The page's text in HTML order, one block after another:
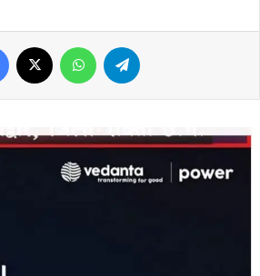
Facebook WhatsApp